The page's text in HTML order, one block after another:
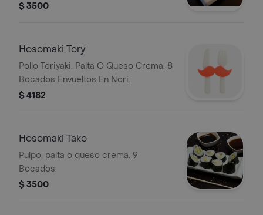
$ 3500
Hosomaki Tory
Pollo Teriyaki, Palta O Queso Crema. 8
Bocados Envueltos En Nori.
$ 4182
Hosomaki Tako
Pulpo, palta o queso crema. 9
Bocados.
$ 3500